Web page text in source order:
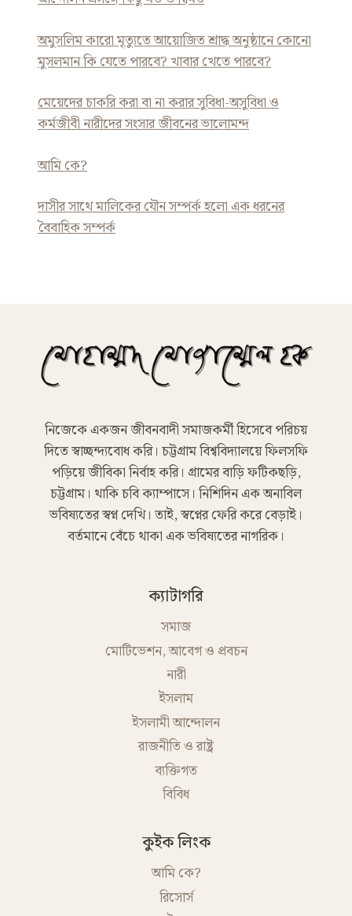
অমুসলিম কারো মৃত্যুতে আয়োজিত শ্রাদ্ধ অনুষ্ঠানে কোনো
মুসলমান কি যেতে পারবে? খাবার খেতে পারবে?
মেয়েদের চাকরি করা বা না করার সুবিধা-অসুবিধা ও
কর্মজীবী নারীদের সংসার জীবনের ভালোমন্দ
আমি কে?
দাসীর সাথে মালিকের যৌন সম্পর্ক হলো এক ধরনের
বৈবাহিক সম্পর্ক
নিজেকে একজন জীবনবাদী সমাজকর্মী হিসেবে পরিচয়
দিতে স্বাচ্ছন্দ্যবোধ করি। চট্টগ্রাম বিশ্ববিদ্যালয়ে ফিলসফি
পড়িয়ে জীবিকা নির্বাহ করি। গ্রামের বাড়ি ফটিকছড়ি,
চট্টগ্রাম। থাকি চবি ক্যাম্পাসে। নিশিদিন এক অনাবিল
ভবিষ্যতের স্বপ্ন দেখি। তাই, স্বপ্নের ফেরি করে বেড়াই।
বর্তমানে বেঁচে থাকা এক ভবিষ্যতের নাগরিক।
ক্যাটাগরি
সমাজ
মোটিভেশন, আবেগ ও প্রবচন
নারী
ইসলাম
ইসলামী আন্দোলন
রাজনীতি ও রাষ্ট্র
ব্যক্তিগত
বিবিধ
কুইক লিংক
আমি কে?
রিসোর্স